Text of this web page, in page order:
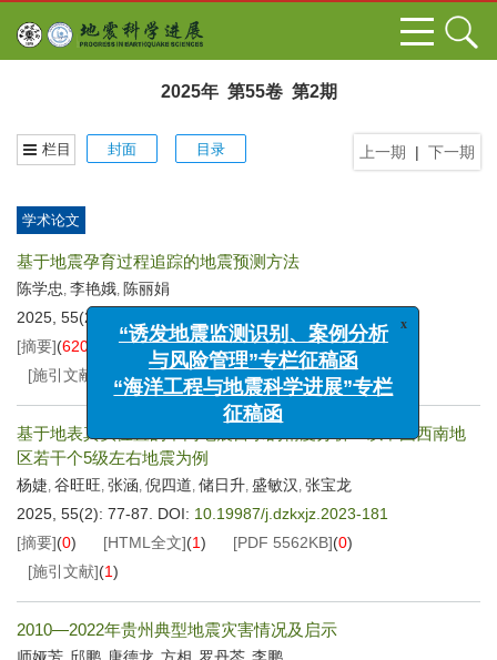
2025年 第55卷 第2期
上一期 | 下一期
栏目 封面 目录
学术论文
基于地震孕育过程追踪的地震预测方法
陈学忠, 李艳娥, 陈丽娟
2025, 55(2): 63-76.
[摘要](620 [HTML全文](159) [PDF2581KB](89
[施引文献]
基于地表真实位置的不同地震目录的精度分析：以中国西南地
区若干个5级左右地震为例
杨婕, 谷旺旺, 张涵, 倪四道, 储日升, 盛敏汉 , 张宝龙
2025, 55(2): 77-87.
DOI: 10.19987/j.dzkxjz.2023-181
[摘要](0) [HTML全文](1) [PDF 5562KB](0)
[施引文献](1)
2010—2022年贵州典型地震灾害情况及启示
“诱发地震监测识别、案例分析
与风险管理”专栏征稿函
“海洋工程与地震科学进展”专栏
征稿函